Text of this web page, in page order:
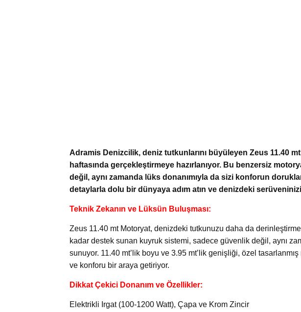
Adramis Denizcilik, deniz tutkunlarını büyüleyen Zeus 11.40 mt
haftasında gerçekleştirmeye hazırlanıyor. Bu benzersiz
değil, aynı zamanda lüks donanımıyla da sizi konforun
detaylarla dolu bir dünyaya adım atın ve denizdeki
Teknik Zekanın ve Lüksün Buluşması:
Zeus 11.40 mt Motoryat, denizdeki tutkunuzu daha da
kadar destek sunan kuyruk sistemi, sadece güvenlik değil, aynı
sunuyor. 11.40 mt’lik boyu ve 3.95 mt’lik genişliği, özel
ve konforu bir araya getiriyor.
Dikkat Çekici Donanım ve Özellikler:
Elektrikli Irgat (100-1200 Watt), Çapa ve Krom Zincir